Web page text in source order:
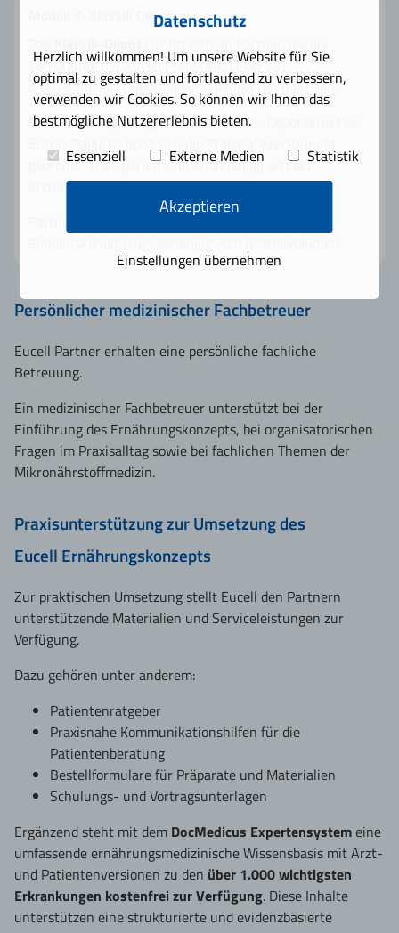
Modell 2: Klassik Depot
Versorgung mit Eucell Präparaten über ein
eigenständiges Depotmodell organisieren möchten.
Die Bestellung erfolgt über das Klassik-Depot direkt bei
geordnet, transparent und unabhängig von der
ärztlichen Praxisstruktur organisieren.
Partner im Klassik-Depot erhalten transparente
Persönlicher medizinischer Fachbetreuer
Eucell Partner erhalten eine persönliche fachliche
Betreuung.
Ein medizinischer Fachbetreuer unterstützt bei der
Einführung des Ernährungskonzepts, bei organisatorischen
Fragen im Praxisalltag sowie bei fachlichen Themen der
Mikronährstoffmedizin.
Praxisunterstützung zur Umsetzung des
Eucell Ernährungskonzepts
Zur praktischen Umsetzung stellt Eucell den Partnern
unterstützende Materialien und Serviceleistungen zur
Verfügung.
Dazu gehören unter anderem:
Patientenratgeber
Praxisnahe Kommunikationshilfen für die
Patientenberatung
Bestellformulare für Präparate und Materialien
Schulungs- und Vortragsunterlagen
Ergänzend steht mit dem DocMedicus Expertensystemeine
umfassende ernährungsmedizinische Wissensbasis mit Arzt-
und Patientenversionen zu den über 1.000 wichtigsten
Erkrankungen kostenfrei zur Verfügung. Diese Inhalte
unterstützen eine strukturierte und evidenzbasierte
Datenschutz
Herzlich willkommen! Um unsere Website für Sie
optimal zu gestalten und fortlaufend zu verbessern,
verwenden wir Cookies. So können wir Ihnen das
bestmögliche Nutzererlebnis bieten.
Essenziell
Externe Medien Statistik
Akzeptieren
Einstellungen übernehmen